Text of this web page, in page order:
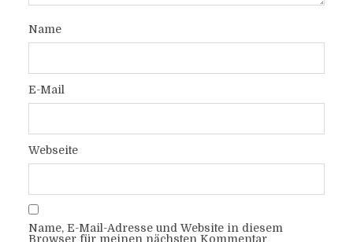
Name
E-Mail
Webseite
Name, E-Mail-Adresse und Website in diesem
Browser für meinen nächsten Kommentar